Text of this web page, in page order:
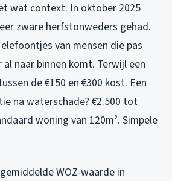
wat context. In oktober 2025
zware herfstonweders gehad.
van mensen die pas
naar binnen komt. Terwijl een
de €150 en €300 kost. Een
na waterschade? €2.500 tot
woning van 120m². Simpele
WOZ-waarde in